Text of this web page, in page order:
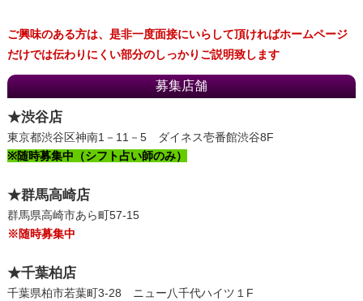
ご興味のある方は、是非一度面接にいらして頂ければホームページ
だけでは伝わりにくい部分のしっかりご説明致します
募集店舗
★渋谷店
東京都渋谷区神南1－11－5 ダイネス壱番館渋谷8F
※随時募集中（シフト占い師のみ）
★群馬高崎店
群馬県高崎市あら町57‐15
※随時募集中
★千葉柏店
千葉県柏市若葉町3-28 ニュー八千代ハイツ１F